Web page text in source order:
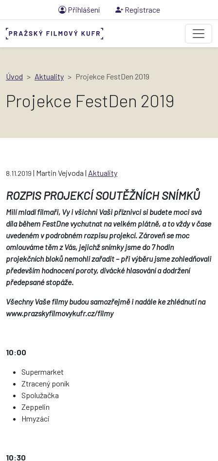
Přihlášení Registrace
Úvod Aktuality Projekce FestDen 2019
Projekce FestDen 2019
8.11.2019 | Martin Vejvoda | Aktuality
ROZPIS PROJEKCÍ SOUTĚŽNÍCH SNÍMKŮ
Milí mladí filmaři, Vy i všichni Vaši příznivci si budete moci svá
díla během FestDne vychutnat na velkém plátně, a to vždy v čase
uvedeném v podrobném rozpisu projekcí. Zároveň se moc
omlouváme těm z Vás, jejichž snímky jsme do 7 hodin
projekčních bloků nemohli zařadit – při výběru jsme zohledňovali
především hodnocení poroty, divácké hlasování a dodržení
předepsané stopáže.
Všechny Vaše filmy budou samozřejmě i nadále ke zhlédnutí na
www.prazskyfilmovykufr.cz/filmy
10:00
Supermarket
Ztracený poník
Spolužačka
Zeppelin
Hmyzáci
10:30